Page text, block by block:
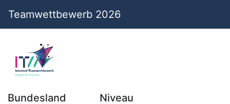
Teamwettbewerb 2026
Bundesland Niveau